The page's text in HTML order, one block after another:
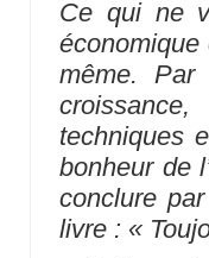
Ce qui ne
économique
même.
techniques
bonheur de
conclure
livre : «